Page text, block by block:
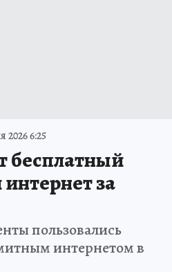
2026 6:25
бесплатный
за
пользовались
интернетом в